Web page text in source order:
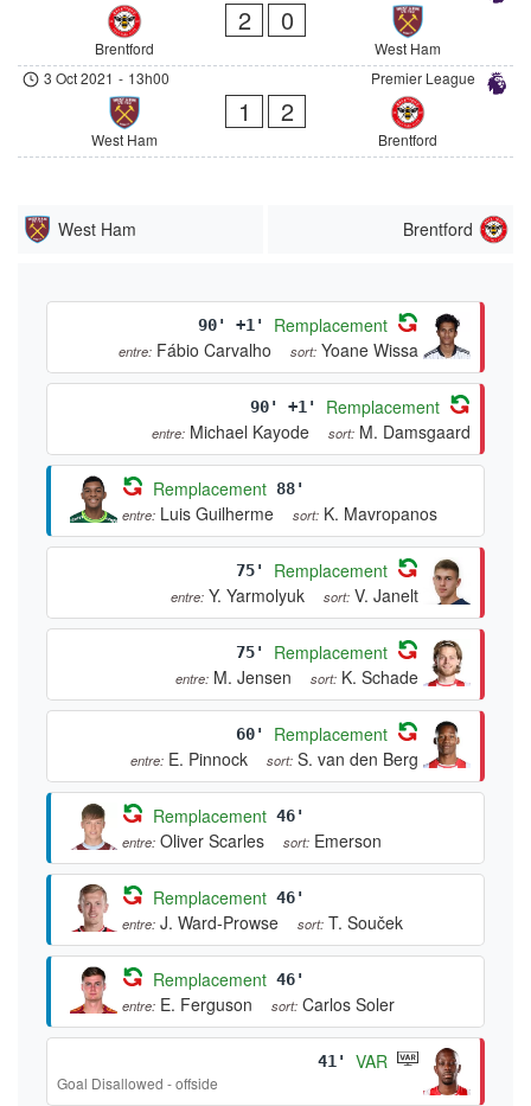
Brentford
2 0
West Ham
Premier League
3 Oct 2021 - 13h00
West Ham
1 2
Brentford
West Ham Brentford
90' +1' Remplacement
entre: Fábio Carvalho sort: Yoane Wissa
90' +1' Remplacement
entre: Michael Kayode sort: M. Damsgaard
Remplacement 88'
entre: Luis Guilherme sort: K. Mavropanos
75' Remplacement
entre: Y. Yarmolyuk sort: V. Janelt
75' Remplacement
entre: M. Jensen sort: K. Schade
60' Remplacement
entre: E. Pinnock sort: S. van den Berg
Remplacement 46'
entre: Oliver Scarles sort: Emerson
Remplacement 46'
entre: J. Ward-Prowse sort: T. Souček
Remplacement 46'
entre: E. Ferguson sort: Carlos Soler
41' VAR
Goal Disallowed - offside